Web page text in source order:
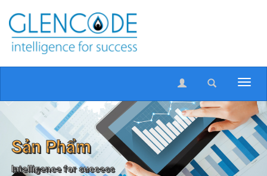
Sản Phẩm
Intelligence for success